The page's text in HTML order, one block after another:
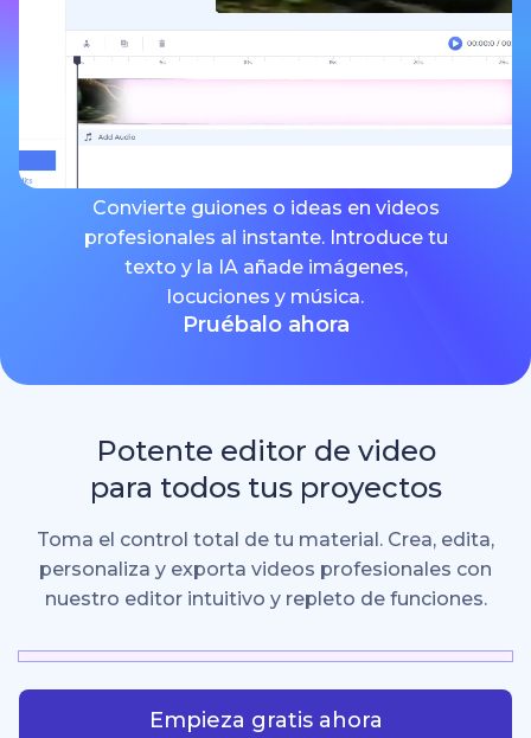
Convierte guiones o ideas en videos
profesionales al instante. Introduce tu
texto y la IA añade imágenes,
locuciones y música.
Pruébalo ahora
Potente editor de video
para todos tus proyectos
Toma el control total de tu material. Crea, edita,
personaliza y exporta videos profesionales con
nuestro editor intuitivo y repleto de funciones.
Empieza gratis ahora